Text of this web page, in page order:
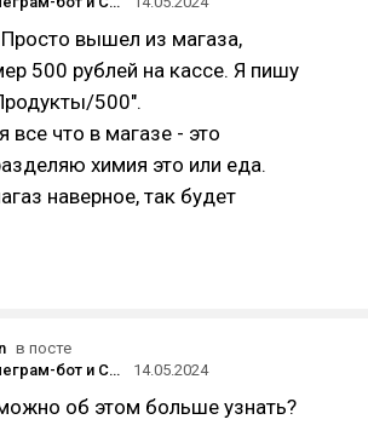
вышел из магаза,
500 рублей на кассе. Я пишу
500".
все что в магазе - это
химия это или еда.
наверное, так будет
в посте
Таблицы, телеграм-бот и ChatGPT: простой способ вести семейные финансы
14.05.2024
об этом больше узнать?